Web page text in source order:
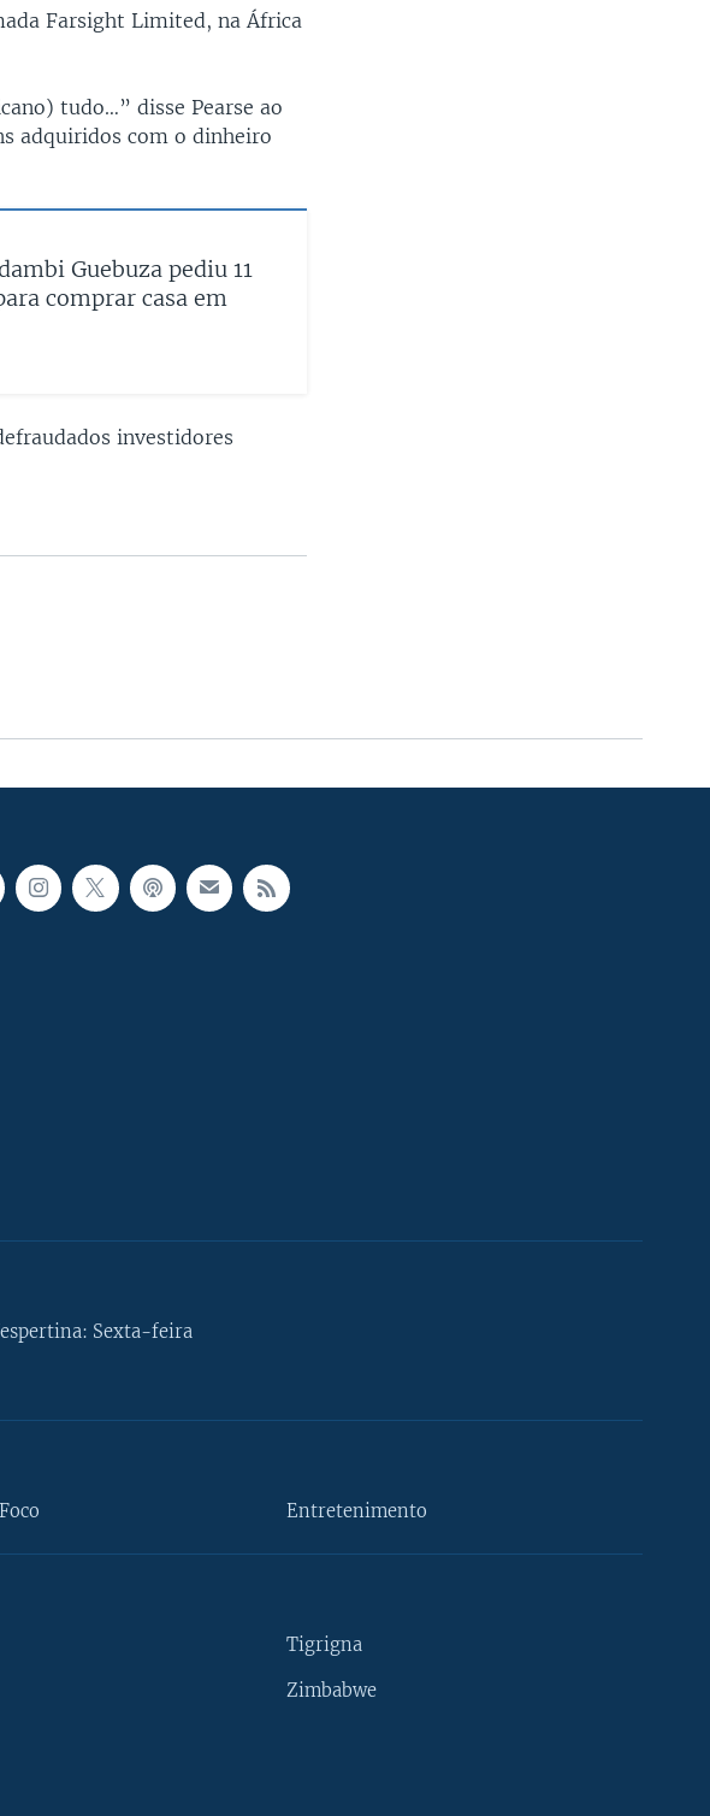
Farsight Limited, na África
tudo…” disse Pearse ao
adquiridos com o dinheiro
Guebuza pediu 11
comprar casa em
investidores
Sexta-feira
Entretenimento
Tigrigna
Zimbabwe